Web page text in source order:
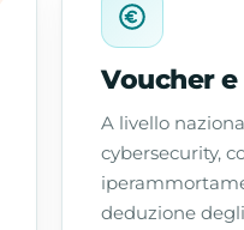
Voucher
A livello
cybersecurity,
deduzione